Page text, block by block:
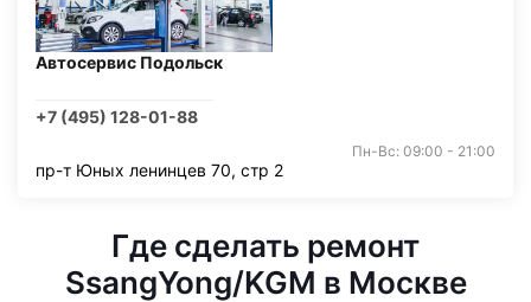
Автосервис Подольск
+7 (495) 128-01-88
Пн-Вс: 09:00 - 21:00
пр-т Юных ленинцев 70, стр 2
Где сделать ремонт
SsangYong/KGM в Москве